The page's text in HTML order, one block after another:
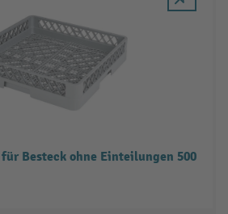
Besteck ohne Einteilungen 500